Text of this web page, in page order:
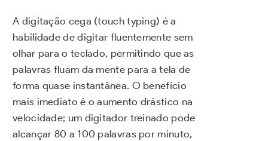
A digitação cega (touch typing) é a
habilidade de digitar fluentemente sem
olhar para o teclado, permitindo que as
palavras fluam da mente para a tela de
forma quase instantânea. O benefício
mais imediato é o aumento drástico na
velocidade; um digitador treinado pode
alcançar 80 a 100 palavras por minuto,